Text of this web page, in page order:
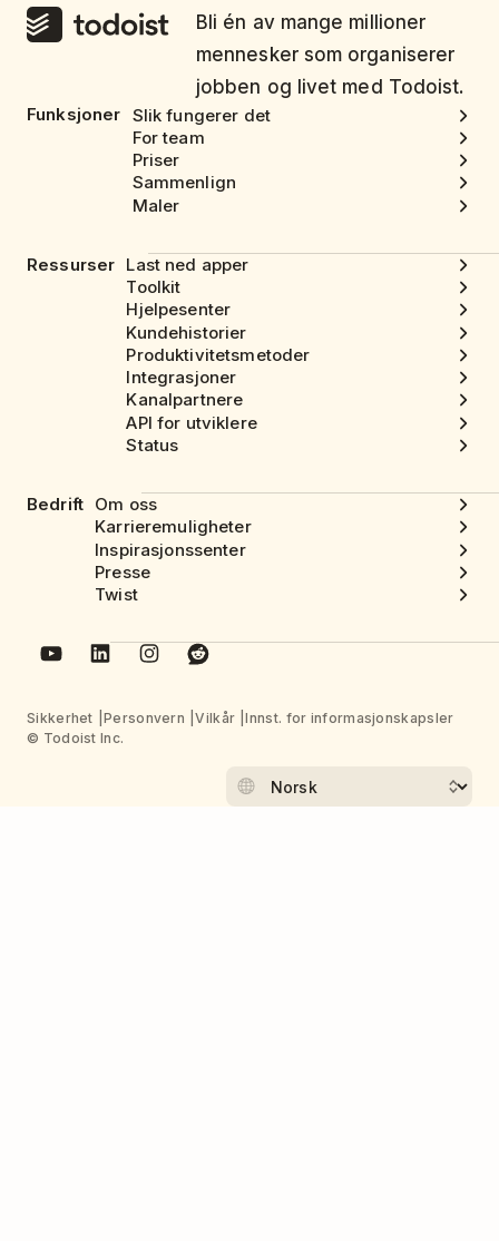
Bli én av mange millioner
mennesker som organiserer
jobben og livet med Todoist.
Funksjoner Slik fungerer det
For team
Priser
Sammenlign
Maler
Ressurser Last ned apper
Toolkit
Hjelpesenter
Kundehistorier
Produktivitetsmetoder
Integrasjoner
Kanalpartnere
API for utviklere
Status
Bedrift Om oss
Karrieremuligheter
Inspirasjonssenter
Presse
Twist
Sikkerhet Personvern Vilkår
Innst. for informasjonskapsler
© Todoist Inc.